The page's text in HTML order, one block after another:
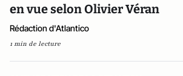
en vue selon Olivier Véran
Rédaction d'Atlantico
1 min de lecture